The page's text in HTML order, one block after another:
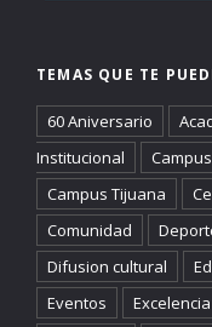
TEMAS QUE TE
60 Aniversario
Institucional
Campus Tijuana
Comunidad
Difusion cultural
Eventos